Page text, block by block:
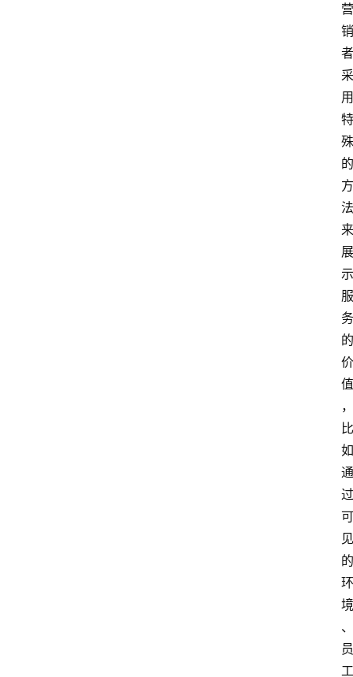
营
销
者
采
用
特
殊
的
方
法
来
展
示
服
务
的
价
值
，
比
如
通
过
可
见
的
环
境
、
员
工